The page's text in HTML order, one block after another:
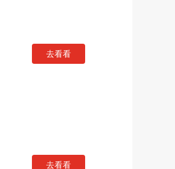
去看看
去看看